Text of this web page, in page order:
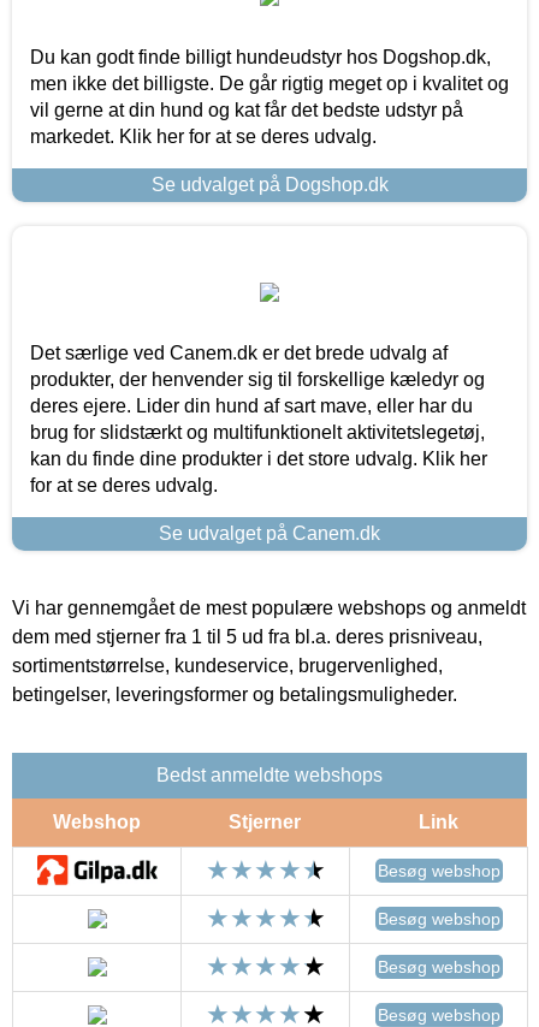
Du kan godt finde billigt hundeudstyr hos Dogshop.dk,
men ikke det billigste. De går rigtig meget op i kvalitet og
vil gerne at din hund og kat får det bedste udstyr på
markedet. Klik her for at se deres udvalg.
Se udvalget på Dogshop.dk
Det særlige ved Canem.dk er det brede udvalg af
produkter, der henvender sig til forskellige kæledyr og
deres ejere. Lider din hund af sart mave, eller har du
brug for slidstærkt og multifunktionelt aktivitetslegetøj,
kan du finde dine produkter i det store udvalg. Klik her
for at se deres udvalg.
Se udvalget på Canem.dk
Vi har gennemgået de mest populære webshops og anmeldt
dem med stjerner fra 1 til 5 ud fra bl.a. deres prisniveau,
sortimentstørrelse, kundeservice, brugervenlighed,
betingelser, leveringsformer og betalingsmuligheder.
Bedst anmeldte webshops
Webshop Stjerner Link
Besøg webshop
Besøg webshop
Besøg webshop
Besøg webshop